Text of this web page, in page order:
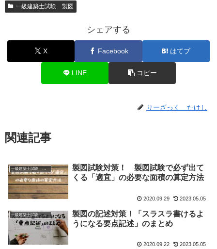
一級建築士試験 製図
シェアする
X Facebook はてブ
LINE コピー
りーざっく たけし
関連記事
一級建築士試験 製図
製図試験対策！ 製図試験で必ず出て
くる「適宜」の必要な面積の算定方法
2020.09.29 2023.05.05
一級建築士試験 製図
製図の記述対策！「スラスラ書けるよ
うになる要点記述」のまとめ
2020.09.22 2023.05.05